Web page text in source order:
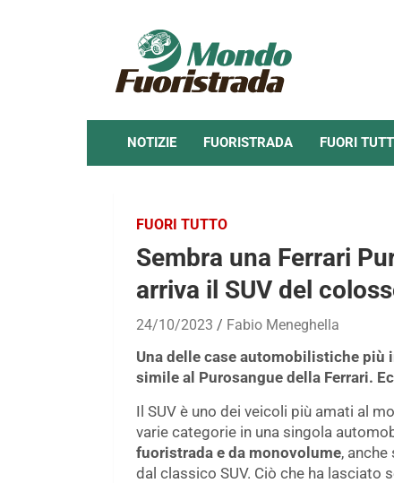
NOTIZIE FUORISTRADA FUORI
FUORI TUTTO
Sembra una Ferrari
arriva il SUV del
24/10/2023 Fabio Meneghella
Una delle case automobilistiche più
simile al Purosangue della Ferrari.
Il SUV è uno dei veicoli più amati al
varie categorie in una singola
fuoristrada e da monovolume,
dal classico SUV. Ciò che ha